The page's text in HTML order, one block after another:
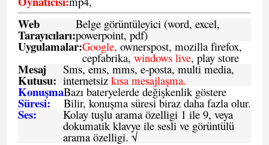
Web
Tarayıcıları:
Belge görüntüleyici (word, excel,
powerpoint, pdf)
Uygulamalar:Google, ownerspost, mozilla firefox,
cepfabrika, windows live, play store
Mesaj
Kutusu:
Sms, ems, mms, e-posta, multi media,
internetsiz kısa mesajlaşma.
Konuşma
Süresi:
Bazı bateryelerde değişkenlik göstere
Bilir, konuşma süresi biraz daha fazla olur.
Ses: Kolay tuşlu arama özelligi 1 ile 9, veya
dokumatik klavye ile sesli ve görüntülü
arama özelligi. √